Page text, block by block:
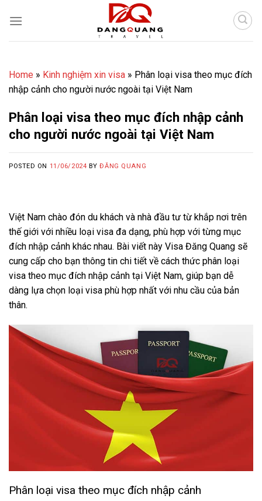
Home » Kinh nghiệm xin visa » Phân loại visa theo mục đích
nhập cảnh cho người nước ngoài tại Việt Nam
Phân loại visa theo mục đích nhập cảnh
cho người nước ngoài tại Việt Nam
POSTED ON 11/06/2024 BYĐĂNG QUANG
Việt Nam chào đón du khách và nhà đầu tư từ khắp nơi trên
thế giới với nhiều loại visa đa dạng, phù hợp với từng mục
đích nhập cảnh khác nhau. Bài viết này Visa Đăng Quang sẽ
cung cấp cho bạn thông tin chi tiết về cách thức phân loại
visa theo mục đích nhập cảnh tại Việt Nam, giúp bạn dễ
dàng lựa chọn loại visa phù hợp nhất với nhu cầu của bản
thân.
Phân loại visa theo mục đích nhập cảnh